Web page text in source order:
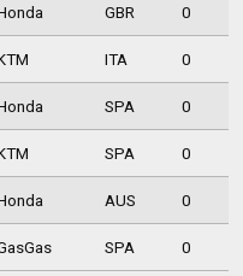
GBR 0
ITA 0
SPA 0
SPA 0
AUS 0
SPA 0